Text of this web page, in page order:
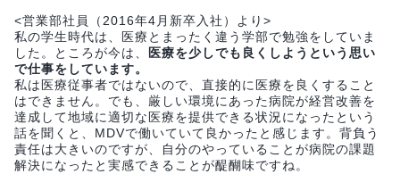
<営業部社員（2016年4月新卒入社）より>
私の学生時代は、医療とまったく違う学部で勉強をしていま
した。ところが今は、
医療を少しでも良くしようという思い
で仕事をしています。
私は医療従事者ではないので、直接的に医療を良くすること
はできません。でも、厳しい環境にあった病院が経営改善を
達成して地域に適切な医療を提供できる状況になったという
話を聞くと、MDVで働いていて良かったと感じます。背負う
責任は大きいのですが、自分のやっていることが病院の課題
解決になったと実感できることが醍醐味ですね。